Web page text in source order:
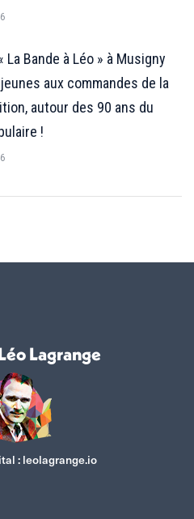
La Bande à Léo » à Musigny
aux commandes de la
autour des 90 ans du
!
Lagrange
:leolagrange.io